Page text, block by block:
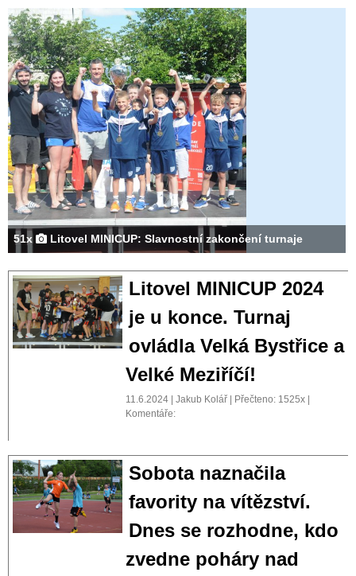
51x Litovel MINICUP: Slavnostní zakončení turnaje
Litovel MINICUP 2024
je u konce. Turnaj
ovládla Velká Bystřice a
Velké Meziříčí!
11.6.2024 | Jakub Kolář | Přečteno: 1525x |
Komentáře:
Sobota naznačila
favority na vítězství.
Dnes se rozhodne, kdo
zvedne poháry nad